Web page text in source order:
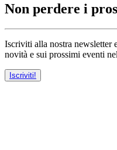
Non perdere i
Iscriviti alla nostra newsletter
novità e sui prossimi eventi
Iscriviti!